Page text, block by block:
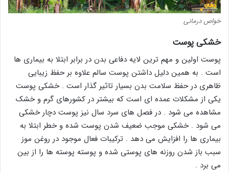
خواص درمانی
خشکی پوست
پوست اولین و مهم ترین لایه دفاعی بدن در برابر ابتلا به بیماری ها
است . به همین دلیل داشتن پوست سالم علاوه بر حفظ زیبایی
ظاهری در حفظ سلامت بدن بسیار تاثیر گذار است . خشکی پوست
یکی از مشکلات عمده ای است که بیشتر در کشورهای گرم و خشک
مشاهده می شود . در فصل های سرد سال نیز پوست دچار خشکی
می شود . خشکی موجب ضعیف شدن پوست شده و خطر ابتلا به
بیماری ها را افزایش می دهد . ترکیبات فعال موجود در روغن موز
سبب باز شدن روزنه های پوستی شده و پوسته پوسته ها را از بین
می برد .